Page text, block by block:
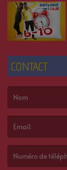
CONTACT